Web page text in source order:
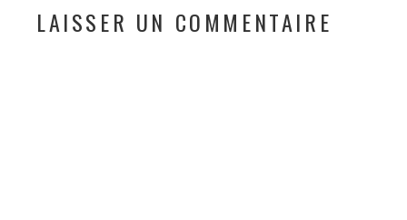
LAISSER UN COMMENTAIRE